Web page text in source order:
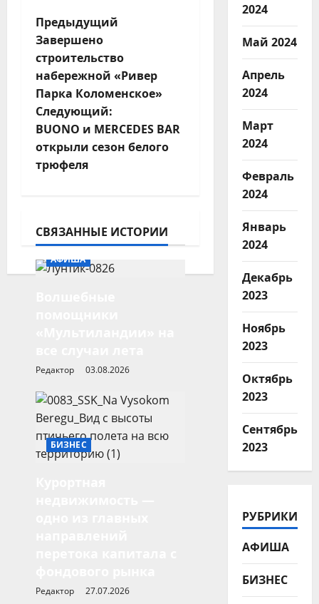
Н
а
в
и
г
а
ц
з
а
Предыдущий
Завершено
строительство
набережной «Ривер
Парка Коломенское»
Следующий:
BUONO и MERCEDES BAR
открыли сезон белого
трюфеля
СВЯЗАННЫЕ ИСТОРИИ
АФИША
Редактор 03.08.2026
БИЗНЕС
Редактор
27.07.2026
2024
Май 2024
Апрель
2024
Март
2024
Февраль
2024
Январь
2024
Декабрь
2023
Ноябрь
2023
Октябрь
2023
Сентябрь
2023
РУБРИКИ
АФИША
БИЗНЕС